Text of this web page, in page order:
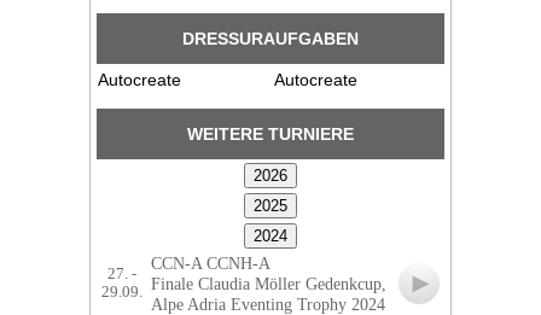
DRESSURAUFGABEN
Autocreate Autocreate
WEITERE TURNIERE
27. -
29.09.
CCN-A CCNH-A
Finale Claudia Möller Gedenkcup,
Alpe Adria Eventing Trophy 2024